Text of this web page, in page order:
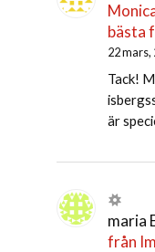
bästa
22 mars,
Tack!
är
maria
från